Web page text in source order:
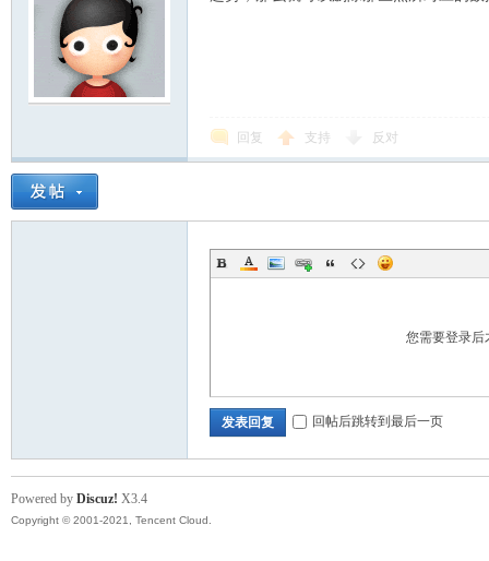
回复 支持 反对
您需要登录
发表回复 回帖后跳转到最后一页
Powered by Discuz! X3.4
Copyright © 2001-2021, Tencent Cloud.